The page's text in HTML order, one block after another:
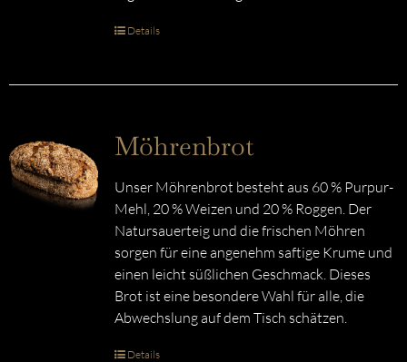
Details
Möhrenbrot
Unser Möhrenbrot besteht aus 60 % Purpur-
Mehl, 20 % Weizen und 20 % Roggen. Der
Natursauerteig und die frischen Möhren
sorgen für eine angenehm saftige Krume und
einen leicht süßlichen Geschmack. Dieses
Brot ist eine besondere Wahl für alle, die
Abwechslung auf dem Tisch schätzen.
Details